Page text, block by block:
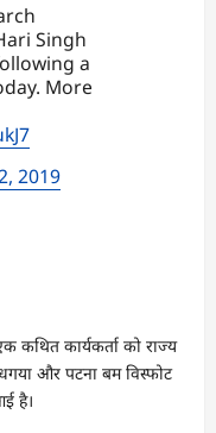
Singh
a
More
2019
कथित कार्यकर्ता को राज्य
और पटना बम विस्फोट
है।